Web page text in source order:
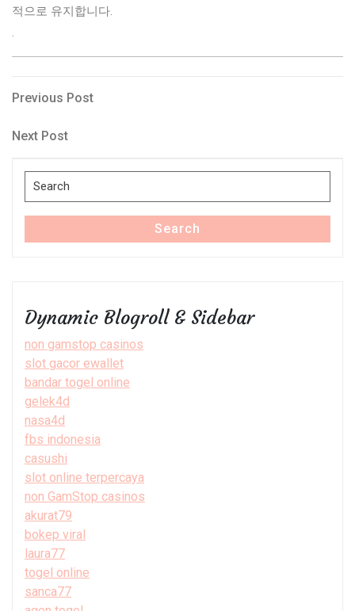
적으로 유지합니다.
.
Post
navigation
Previous
Previous Post
Next
Next Post
Search
for:
Search
Dynamic Blogroll & Sidebar
non gamstop casinos
slot gacor ewallet
bandar togel online
gelek4d
nasa4d
fbs indonesia
casushi
slot online terpercaya
non GamStop casinos
akurat79
bokep viral
laura77
togel online
sanca77